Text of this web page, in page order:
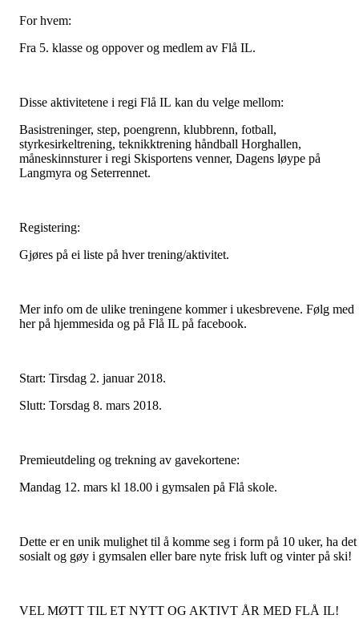
For hvem:
Fra 5. klasse og oppover og medlem av Flå IL.
Disse aktivitetene i regi Flå IL kan du velge mellom:
Basistreninger, step, poengrenn, klubbrenn, fotball,
styrkesirkeltrening, teknikktrening håndball Horghallen,
måneskinnsturer i regi Skisportens venner, Dagens løype på
Langmyra og Seterrennet.
Registering:
Gjøres på ei liste på hver trening/aktivitet.
Mer info om de ulike treningene kommer i ukesbrevene. Følg med
her på hjemmesida og på Flå IL på facebook.
Start: Tirsdag 2. januar 2018.
Slutt: Torsdag 8. mars 2018.
Premieutdeling og trekning av gavekortene:
Mandag 12. mars kl 18.00 i gymsalen på Flå skole.
Dette er en unik mulighet til å komme seg i form på 10 uker, ha det
sosialt og gøy i gymsalen eller bare nyte frisk luft og vinter på ski!
VEL MØTT TIL ET NYTT OG AKTIVT ÅR MED FLÅ IL!